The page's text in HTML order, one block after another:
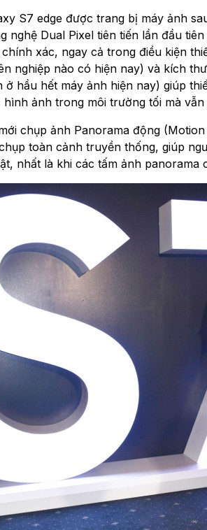
S7 edge được trang bị máy ảnh
nghệ Dual Pixel tiên tiến lần đầu
xác, ngay cả trong điều kiện
nghiệp nào có hiện nay) và kích
ở hầu hết máy ảnh hiện nay) giúp
ảnh trong môi trường tối mà
chụp ảnh Panorama động
toàn cảnh truyền thống, giúp
nhất là khi các tấm ảnh panorama